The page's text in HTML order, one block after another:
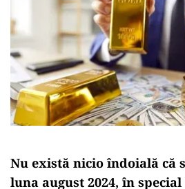
Nu există nicio îndoială că
luna august 2024, în